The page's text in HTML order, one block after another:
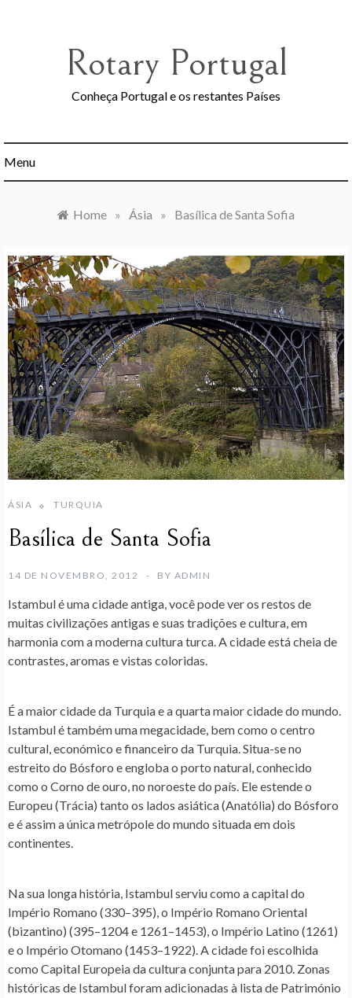
Rotary Portugal
Conheça Portugal e os restantes Países
Menu
Home » Ásia » Basílica de Santa Sofia
ÁSIA TURQUIA
Basílica de Santa Sofia
14 DE NOVEMBRO, 2012 BY ADMIN
Istambulé uma cidade antiga, você pode ver os restos de
muitas civilizações antigas e suas tradições e cultura, em
harmonia com a moderna cultura turca. A cidade está cheia de
contrastes, aromas e vistas coloridas.
É a maior cidade da Turquia e a quarta maior cidade do mundo.
Istambul é também uma megacidade, bem como o centro
cultural, económico e financeiro da Turquia. Situa-se no
estreito do Bósforo e engloba o porto natural, conhecido
como o Corno de ouro, no noroeste do país. Ele estende o
Europeu (Trácia) tanto os lados asiática (Anatólia) do Bósforo
e é assim a única metrópole do mundo situada em dois
continentes.
Na sua longa história, Istambul serviu como a capital do
Império Romano (330–395), o Império Romano Oriental
(bizantino) (395–1204 e 1261–1453), o Império Latino (1261)
e o Império Otomano (1453–1922). A cidade foi escolhida
como Capital Europeia da cultura conjunta para 2010. Zonas
históricas de Istambul foram adicionadas à lista de Património